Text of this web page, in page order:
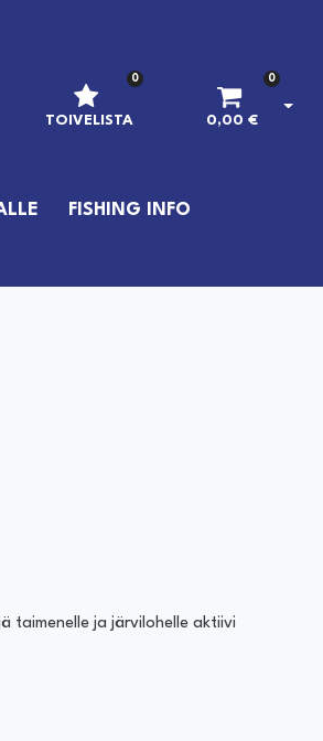
KIRJAUTUMINEN
TOIVELISTA
0 0
0,00 €
FISHING INFO
taimenelle ja järvilohelle aktiivi